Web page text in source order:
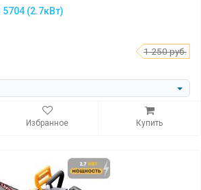
(2.7кВт)
1 250 руб.
Избранное Купить